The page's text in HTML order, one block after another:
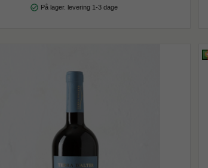
check_circle På lager. levering 1-3 dage